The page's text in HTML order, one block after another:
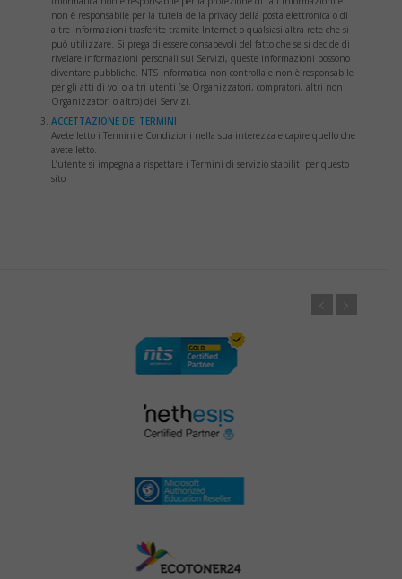
non è responsabile per la tutela della privacy della posta elettronica o di
altre informazioni trasferite tramite Internet o qualsiasi altra rete che si
può utilizzare. Si prega di essere consapevoli del fatto che se si decide di
rivelare informazioni personali sui Servizi, queste informazioni possono
diventare pubbliche. NTS Informatica non controlla e non è responsabile
per gli atti di voi o altri utenti (se Organizzatori, compratori, altri non
Organizzatori o altro) dei Servizi.
ACCETTAZIONE DEI TERMINI
Avete letto i Termini e Condizioni nella sua interezza e capire quello che
avete letto.
L’utente si impegna a rispettare i Termini di servizio stabiliti per questo
sito